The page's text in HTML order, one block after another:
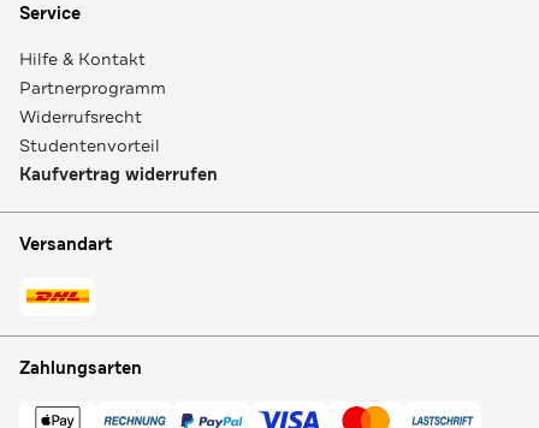
Service
Hilfe & Kontakt
Partnerprogramm
Widerrufsrecht
Studentenvorteil
Kaufvertrag widerrufen
Versandart
Zahlungsarten